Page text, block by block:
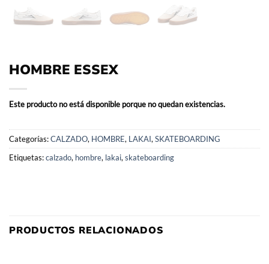
HOMBRE ESSEX
Este producto no está disponible porque no quedan existencias.
Categorías:CALZADO, HOMBRE, LAKAI, SKATEBOARDING
Etiquetas:calzado, hombre, lakai, skateboarding
PRODUCTOS RELACIONADOS